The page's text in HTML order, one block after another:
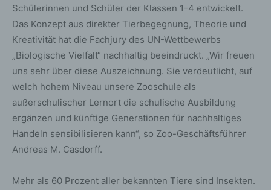
Schülerinnen und Schüler der Klassen 1-4 entwickelt.
Das Konzept aus direkter Tierbegegnung, Theorie und
Kreativität hat die Fachjury des UN-Wettbewerbs
„Biologische Vielfalt“ nachhaltig beeindruckt. „Wir freuen
uns sehr über diese Auszeichnung. Sie verdeutlicht, auf
welch hohem Niveau unsere Zooschule als
außerschulischer Lernort die schulische Ausbildung
ergänzen und künftige Generationen für nachhaltiges
Handeln sensibilisieren kann“, so Zoo-Geschäftsführer
Andreas M. Casdorff.
Mehr als 60 Prozent aller bekannten Tiere sind Insekten.